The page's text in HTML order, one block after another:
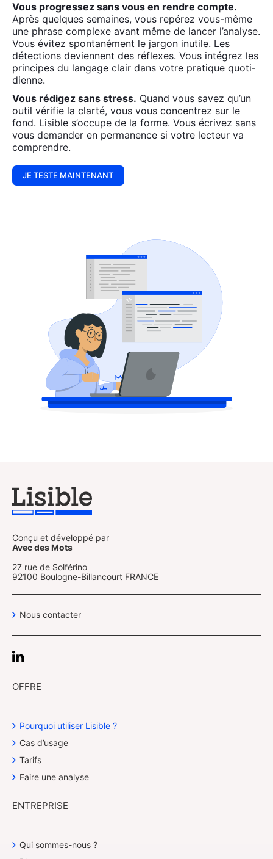
Vous pro­gres­sez sans vous en rendre compte.
Après quelques semaines, vous repé­rez vous-même
une phrase com­plexe avant même de lan­cer l’a­na­lyse.
Vous évi­tez spon­ta­né­ment le jar­gon inutile. Les
détec­tions deviennent des réflexes. Vous inté­grez les
prin­cipes du lan­gage clair dans votre pra­tique quo­ti­
dienne.
Vous rédi­gez sans stress. Quand vous savez qu’un
outil véri­fie la clar­té, vous vous concen­trez sur le
fond. Lisible s’oc­cupe de la forme. Vous écri­vez sans
vous deman­der en per­ma­nence si votre lec­teur va
com­prendre.
JE TESTE MAINTENANT
Conçu et développé par
Avec des Mots
27 rue de Solférino
92100 Boulogne-Billancourt FRANCE
Nous contacter
OFFRE
Pourquoi utiliser Lisible ?
Cas d’usage
Tarifs
Faire une analyse
ENTREPRISE
Qui sommes-nous ?